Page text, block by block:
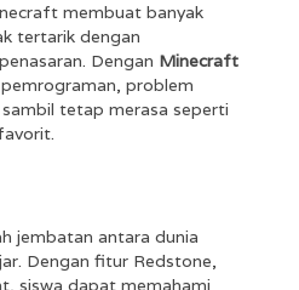
membuat banyak
tertarik dengan
Dengan Minecraft
problem
tetap merasa seperti
jembatan antara dunia
Dengan fitur Redstone,